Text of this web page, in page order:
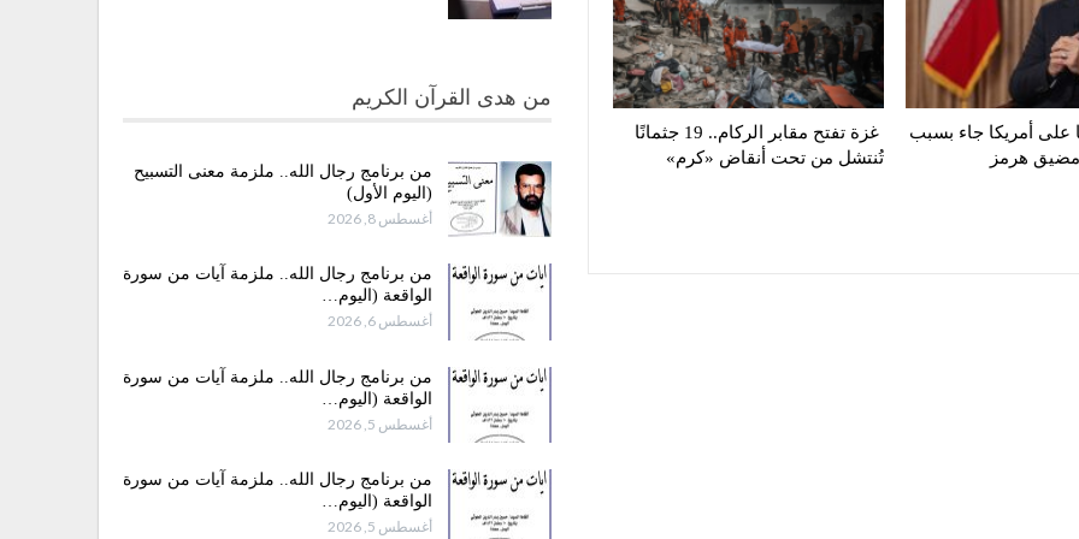
على أمريكا جاء بسبب
مضيق هرمز
غزة تفتح مقابر الركام.. 19 جثمانًا
تُنتشل من تحت أنقاض «كرم»
من هدى القرآن الكريم
من برنامج رجال الله.. ملزمة معنى التسبيح
(اليوم الأول)
أغسطس 8, 2026
من برنامج رجال الله.. ملزمة آيات من سورة
الواقعة (اليوم…
أغسطس 6, 2026
من برنامج رجال الله.. ملزمة آيات من سورة
الواقعة (اليوم…
أغسطس 5, 2026
من برنامج رجال الله.. ملزمة آيات من سورة
الواقعة (اليوم…
أغسطس 5, 2026